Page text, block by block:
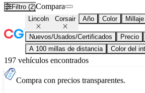
Filtro (2)Compara
Lincoln Corsair Año Color Millaje
Nuevos/Usados/Certificados Precio
A 100 millas de distancia
Color del
197 vehículos encontrados
Compra con precios transparentes.